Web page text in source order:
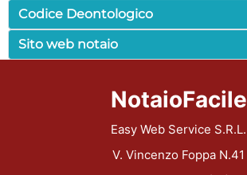
Codice Deontologico
Sito web notaio
NotaioFacile
Easy Web Service S.R.L.
V. Vincenzo Foppa N.41